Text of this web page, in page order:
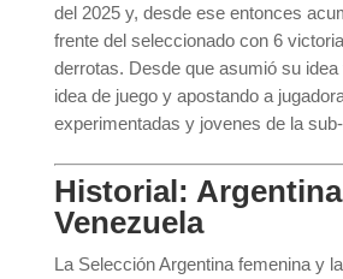
del 2025 y, desde ese entonces
frente del seleccionado con 6
derrotas. Desde que asumió su
idea de juego y apostando a
experimentadas y jovenes de la
Historial:
Venezuela
La Selección Argentina femenina y